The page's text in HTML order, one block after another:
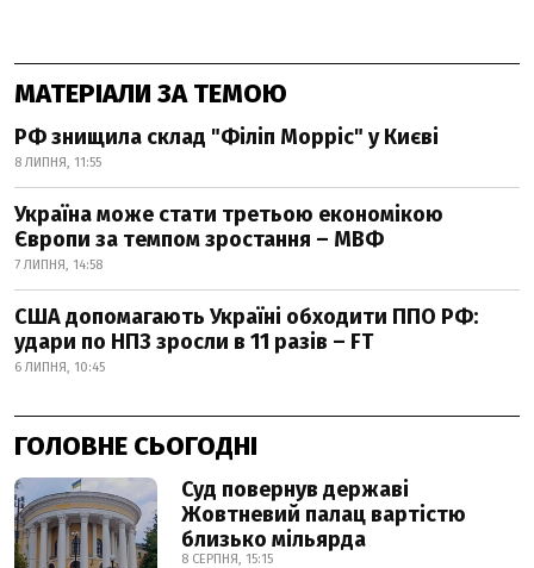
МАТЕРІАЛИ ЗА ТЕМОЮ
РФ знищила склад "Філіп Морріс" у Києві
8 ЛИПНЯ, 11:55
Україна може стати третьою економікою
Європи за темпом зростання – МВФ
7 ЛИПНЯ, 14:58
США допомагають Україні обходити ППО РФ:
удари по НПЗ зросли в 11 разів – FT
6 ЛИПНЯ, 10:45
ГОЛОВНЕ СЬОГОДНІ
Суд повернув державі
Жовтневий палац вартістю
близько мільярда
8 СЕРПНЯ, 15:15